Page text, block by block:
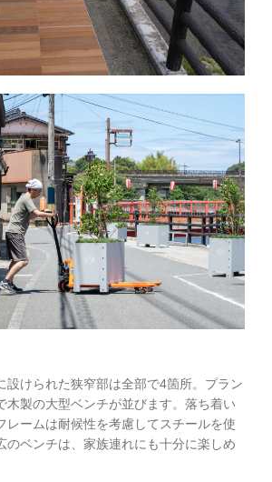
設けられた狭窄部は全部で4箇所。プラン
木製の大型ベンチが並びます。落ち着い
レームは耐候性を考慮してスチールを使
のベンチは、家族連れにも十分に楽しめ